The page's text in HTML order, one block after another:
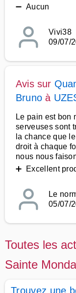
➖ Aucun
Vivi38
09/07/
Avis sur
Bruno à
Le pain est bon
serveuses sont
la chance que
droit à chaque
nous nous
➕ Excellent
Le
05/07/
Toutes les
Sainte
Trouvez une